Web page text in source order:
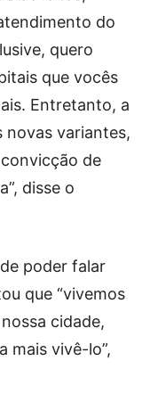
do
quero
que vocês
Entretanto, a
novas variantes,
de
disse o
poder falar
que “vivemos
cidade,
mais vivê-lo”,